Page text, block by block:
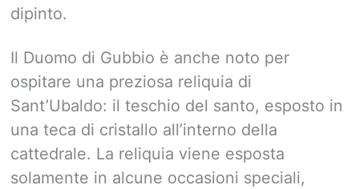
dipinto.
Il Duomo di Gubbio è anche noto per
ospitare una preziosa reliquia di
Sant’Ubaldo: il teschio del santo, esposto in
una teca di cristallo all’interno della
cattedrale. La reliquia viene esposta
solamente in alcune occasioni speciali,